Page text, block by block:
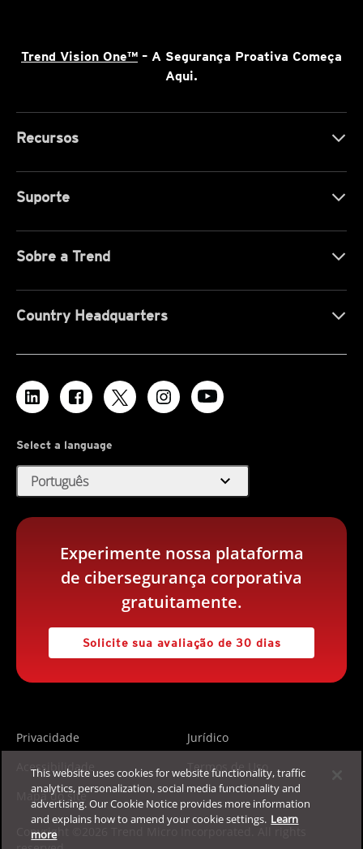
Trend Vision One™ – A Segurança Proativa Começa
Aqui.
Recursos
Suporte
Sobre a Trend
Country Headquarters
Select a language
Português expand_more
Experimente nossa plataforma
de cibersegurança corporativa
gratuitamente.
Solicite sua avaliação de 30 dias
Privacidade
Jurídico
Acessibilidade
Termos de Uso
Mapa do site
Copyright ©2026 Trend Micro Incorporated. All rights
This website uses cookies for website functionality, traffic
analytics, personalization, social media functionality and
advertising. Our Cookie Notice provides more information
and explains how to amend your cookie settings. Learn
more